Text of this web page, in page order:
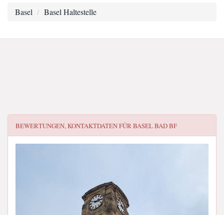
Basel Basel Haltestelle
BEWERTUNGEN, KONTAKTDATEN FÜRBASEL BAD BF